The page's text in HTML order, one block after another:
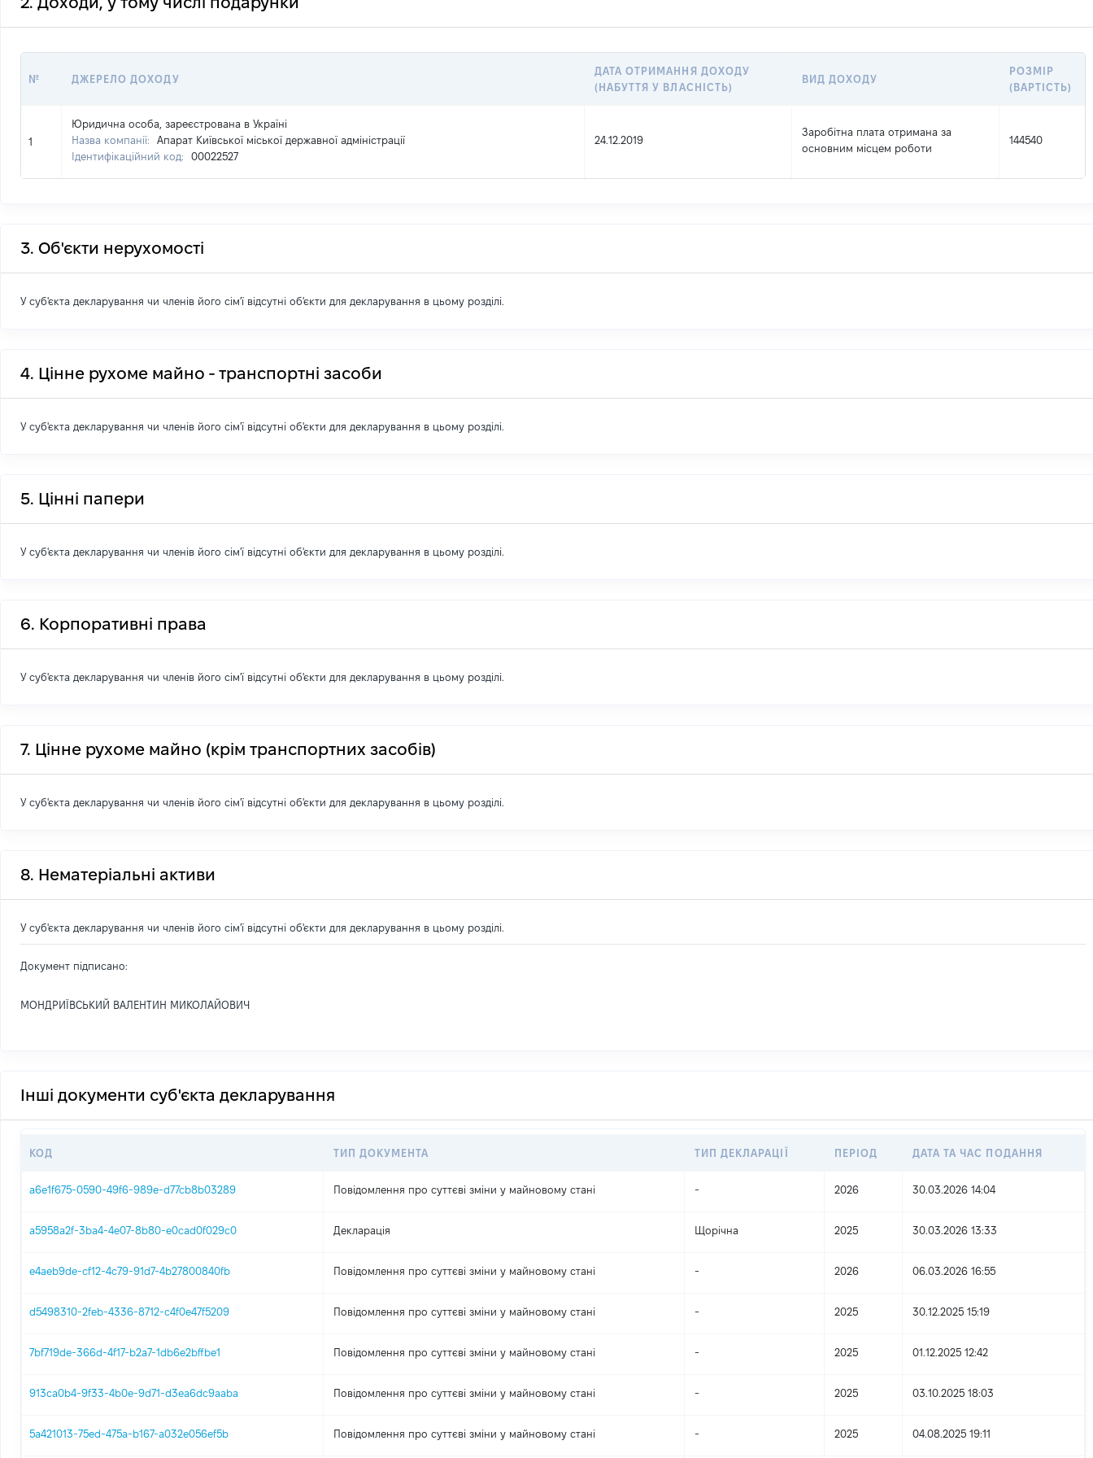
№ ДЖЕРЕЛО ДОХОДУ
ДАТА ОТРИМАННЯ ДОХОДУ
(НАБУТТЯ У ВЛАСНІСТЬ)
ВИД ДОХОДУ
РОЗМІР
(ВАРТІСТЬ)
1
Юридична особа, зареєстрована в Україні
Назва компанії:
Апарат Київської міської державної адміністрації
Ідентифікаційний код:
00022527
24.12.2019
Заробітна плата отримана за
основним місцем роботи
144540
3. Об'єкти нерухомості
У суб'єкта декларування чи членів його сім'ї відсутні об'єкти для декларування в цьому розділі.
4. Цінне рухоме майно - транспортні засоби
У суб'єкта декларування чи членів його сім'ї відсутні об'єкти для декларування в цьому розділі.
5. Цінні папери
У суб'єкта декларування чи членів його сім'ї відсутні об'єкти для декларування в цьому розділі.
6. Корпоративні права
У суб'єкта декларування чи членів його сім'ї відсутні об'єкти для декларування в цьому розділі.
7. Цінне рухоме майно (крім транспортних засобів)
У суб'єкта декларування чи членів його сім'ї відсутні об'єкти для декларування в цьому розділі.
8. Нематеріальні активи
У суб'єкта декларування чи членів його сім'ї відсутні об'єкти для декларування в цьому розділі.
Документ підписано:
МОНДРИЇВСЬКИЙ ВАЛЕНТИН МИКОЛАЙОВИЧ
Інші документи суб'єкта декларування
КОД ТИП ДОКУМЕНТА ТИП ДЕКЛАРАЦІЇ ПЕРІОД ДАТА ТА ЧАС ПОДАННЯ
a6e1f675-0590-49f6-989e-d77cb8b03289 Повідомлення про суттєві зміни y майновому стані - 2026 30.03.2026 14:04
a5958a2f-3ba4-4e07-8b80-e0cad0f029c0 Декларація Щорічна 2025 30.03.2026 13:33
e4aeb9de-cf12-4c79-91d7-4b27800840fb Повідомлення про суттєві зміни y майновому стані - 2026 06.03.2026 16:55
d5498310-2feb-4336-8712-c4f0e47f5209 Повідомлення про суттєві зміни y майновому стані - 2025 30.12.2025 15:19
7bf719de-366d-4f17-b2a7-1db6e2bffbe1 Повідомлення про суттєві зміни y майновому стані - 2025 01.12.2025 12:42
913ca0b4-9f33-4b0e-9d71-d3ea6dc9aaba Повідомлення про суттєві зміни y майновому стані - 2025 03.10.2025 18:03
5a421013-75ed-475a-b167-a032e056ef5b Повідомлення про суттєві зміни y майновому стані - 2025 04.08.2025 19:11